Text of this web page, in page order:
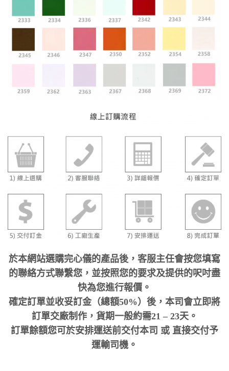
於本網站選購完心儀的產品後，客服主任會按您填寫
的聯絡方式聯繫您，並按照您的要求及提供的呎吋盡
快為您進行報價。
確定訂單並收妥訂金（總額50%）後，本司會立即將
訂單交廠制作，貨期一般約需21 – 23天。
訂單餘額您可於安排運送前交付本司 或 直接交付予
運輸司機。